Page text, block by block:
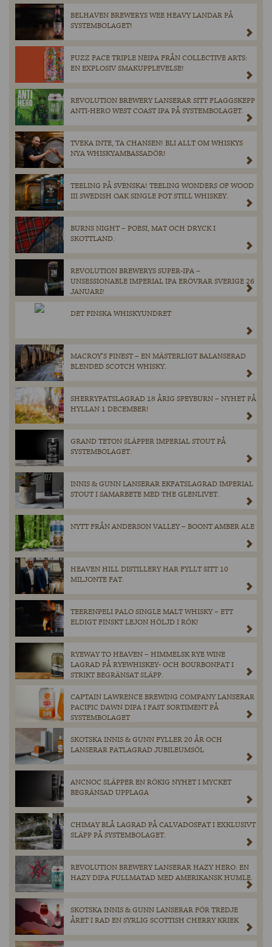
BELHAVEN BREWERYS WEE HEAVY LANDAR PÅ
SYSTEMBOLAGET!
FUZZ FACE TRIPLE NEIPA FRÅN COLLECTIVE ARTS:
EN EXPLOSIV SMAKUPPLEVELSE!
REVOLUTION BREWERY LANSERAR SITT FLAGGSKEPP
ANTI-HERO WEST COAST IPA PÅ SYSTEMBOLAGET.
TVEKA INTE, TA CHANSEN! BLI ALLT OM WHISKYS
NYA WHISKYAMBASSADÖR!
TEELING PÅ SVENSKA! TEELING WONDERS OF WOOD
III SWEDISH OAK SINGLE POT STILL WHISKEY.
BURNS NIGHT – POESI, MAT OCH DRYCK I
SKOTTLAND.
REVOLUTION BREWERYS SUPER-IPA –
UNSESSIONABLE IMPERIAL IPA ERÖVRAR SVERIGE 26
JANUARI!
DET FINSKA WHISKYUNDRET
MACROY’S FINEST – EN MÄSTERLIGT BALANSERAD
BLENDED SCOTCH WHISKY.
SHERRYFATSLAGRAD 18 ÅRIG SPEYBURN – NYHET PÅ
HYLLAN 1 DECEMBER!
GRAND TETON SLÄPPER IMPERIAL STOUT PÅ
SYSTEMBOLAGET.
INNIS & GUNN LANSERAR EKFATSLAGRAD IMPERIAL
STOUT I SAMARBETE MED THE GLENLIVET.
NYTT FRÅN ANDERSON VALLEY – BOONT AMBER ALE
HEAVEN HILL DISTILLERY HAR FYLLT SITT 10
MILJONTE FAT.
TEERENPELI PALO SINGLE MALT WHISKY – ETT
ELDIGT FINSKT LEJON HÖLJD I RÖK!
RYEWAY TO HEAVEN – HIMMELSK RYE WINE
LAGRAD PÅ RYEWHISKEY- OCH BOURBONFAT I
STRIKT BEGRÄNSAT SLÄPP.
CAPTAIN LAWRENCE BREWING COMPANY LANSERAR
PACIFIC DAWN DIPA I FAST SORTIMENT PÅ
SYSTEMBOLAGET
SKOTSKA INNIS & GUNN FYLLER 20 ÅR OCH
LANSERAR FATLAGRAD JUBILEUMSÖL
ANCNOC SLÄPPER EN RÖKIG NYHET I MYCKET
BEGRÄNSAD UPPLAGA
CHIMAY BLÅ LAGRAD PÅ CALVADOSFAT I EXKLUSIVT
SLÄPP PÅ SYSTEMBOLAGET.
REVOLUTION BREWERY LANSERAR HAZY HERO: EN
HAZY DIPA FULLMATAD MED AMERIKANSK HUMLE.
SKOTSKA INNIS & GUNN LANSERAR FÖR TREDJE
ÅRET I RAD EN SYRLIG SCOTTISH CHERRY KRIEK